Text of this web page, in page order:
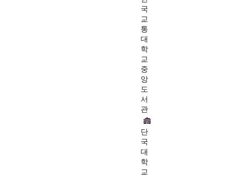
국
교
통
대
학
교
중
앙
도
서
관
단
국
대
학
교